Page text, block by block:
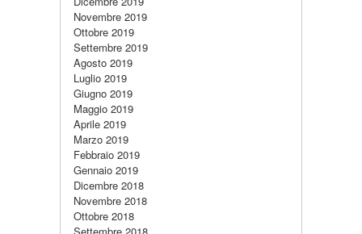
Novembre 2019
Ottobre 2019
Settembre 2019
Agosto 2019
Luglio 2019
Giugno 2019
Maggio 2019
Aprile 2019
Marzo 2019
Febbraio 2019
Gennaio 2019
Dicembre 2018
Novembre 2018
Ottobre 2018